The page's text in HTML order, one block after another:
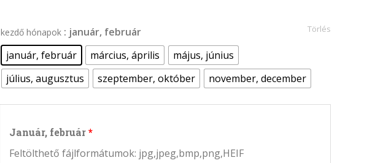
kezdő hónapok : január, február
január, február
március, április
május, június
július, augusztus
szeptember, október november, december
Törlés
Január, február
Feltölthető fájlformátumok: jpg,jpeg,bmp,png,HEIF